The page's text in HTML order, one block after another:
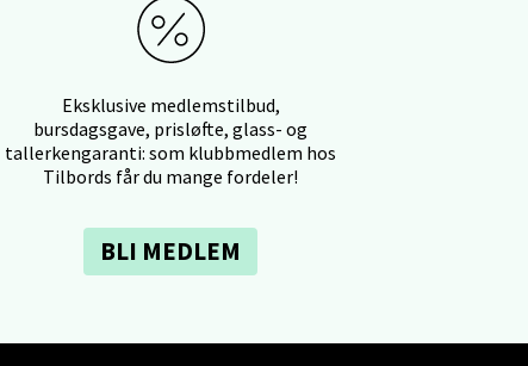
Eksklusive medlemstilbud,
bursdagsgave, prisløfte, glass- og
tallerkengaranti: som klubbmedlem hos
Tilbords får du mange fordeler!
BLI MEDLEM